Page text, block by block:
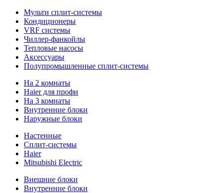
Мульти сплит-системы
Кондиционеры
VRF системы
Чиллер-фанкойлы
Тепловые насосы
Аксессуары
Полупромышленные сплит-системы
На 2 комнаты
Haier для профи
На 3 комнаты
Внутренние блоки
Наружные блоки
Настенные
Сплит-системы
Haier
Mitsubishi Electric
Внешние блоки
Внутренние блоки